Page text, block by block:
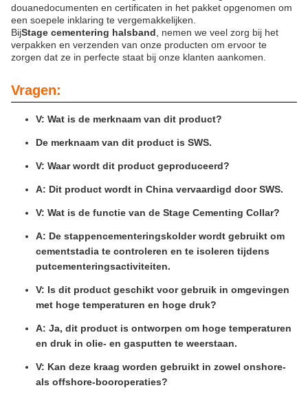
douanedocumenten en certificaten in het pakket opgenomen om
een soepele inklaring te vergemakkelijken.
BijStage cementering halsband , nemen we veel zorg bij het
verpakken en verzenden van onze producten om ervoor te
zorgen dat ze in perfecte staat bij onze klanten aankomen.
Vragen:
V: Wat is de merknaam van dit product?
De merknaam van dit product is SWS.
V: Waar wordt dit product geproduceerd?
A: Dit product wordt in China vervaardigd door SWS.
V: Wat is de functie van de Stage Cementing Collar?
A: De stappencementeringskolder wordt gebruikt om
cementstadia te controleren en te isoleren tijdens
putcementeringsactiviteiten.
V: Is dit product geschikt voor gebruik in omgevingen
met hoge temperaturen en hoge druk?
A: Ja, dit product is ontworpen om hoge temperaturen
en druk in olie- en gasputten te weerstaan.
V: Kan deze kraag worden gebruikt in zowel onshore-
als offshore-booroperaties?